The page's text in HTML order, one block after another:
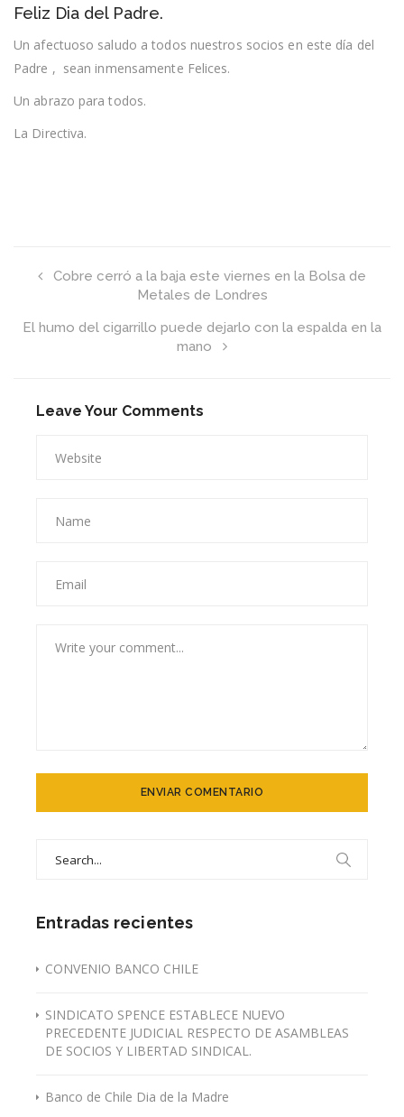
Padre.
Feliz Dia del Padre.
Un afectuoso saludo a todos nuestros socios en este día del
Padre , sean inmensamente Felices.
Un abrazo para todos.
La Directiva.
Cobre cerró a la baja este viernes en la Bolsa de
Metales de Londres
El humo del cigarrillo puede dejarlo con la espalda en la
mano
Leave Your Comments
Entradas recientes
CONVENIO BANCO CHILE
SINDICATO SPENCE ESTABLECE NUEVO
PRECEDENTE JUDICIAL RESPECTO DE ASAMBLEAS
DE SOCIOS Y LIBERTAD SINDICAL.
Banco de Chile Dia de la Madre